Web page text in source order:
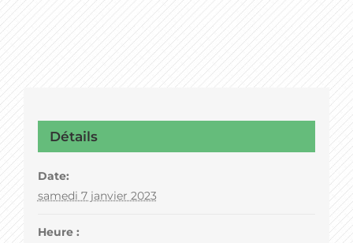
Détails
Date:
samedi 7 janvier 2023
Heure :